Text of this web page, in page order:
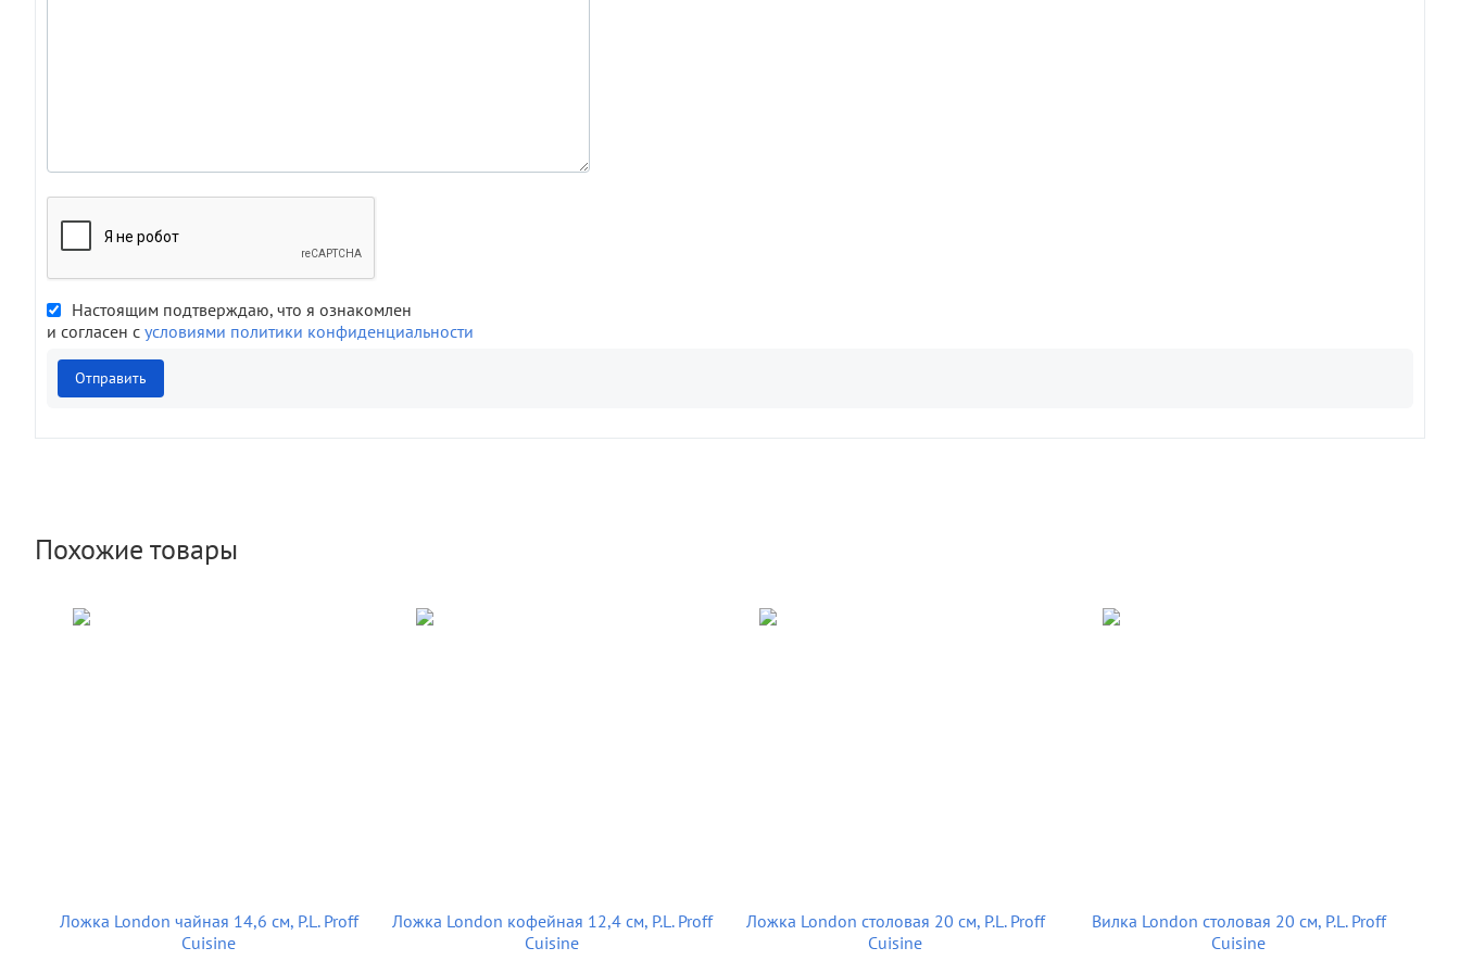
Настоящим подтверждаю, что я ознакомлен
и согласен с условиями политики конфиденциальности
Отправить
Похожие товары
Ложка London чайная 14,6 см, P.L. Proff
Cuisine
Ложка London кофейная 12,4 см, P.L. Proff
Cuisine
Ложка London столовая 20 см, P.L. Proff
Cuisine
Вилка London столовая 20 см, P.L. Proff
Cuisine